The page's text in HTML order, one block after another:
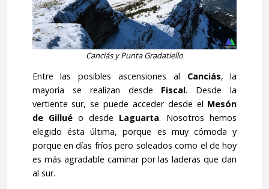
Canciás y Punta Gradatiello
Entre las posibles ascensiones al Canciás, la
mayoría se realizan desde Fiscal. Desde la
vertiente sur, se puede acceder desde el Mesón
de Gilluéo desde Laguarta. Nosotros hemos
elegido ésta última, porque es muy cómoda y
porque en días fríos pero soleados como el de hoy
es más agradable caminar por las laderas que dan
al sur.